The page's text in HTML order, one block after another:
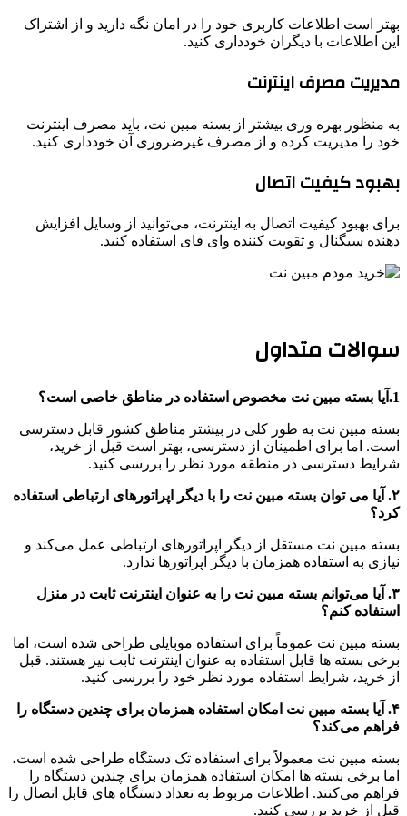
بهتر است اطلاعات کاربری خود را در امان نگه دارید و از اشتراک
این اطلاعات با دیگران خودداری کنید.
مدیریت مصرف اینترنت
به منظور بهره ‌وری بیشتر از بسته مبین نت، باید مصرف اینترنت
خود را مدیریت کرده و از مصرف غیرضروری آن خودداری کنید.
بهبود کیفیت اتصال
برای بهبود کیفیت اتصال به اینترنت، می‌توانید از وسایل افزایش
دهنده سیگنال و تقویت کننده وای‌ فای استفاده کنید.
سوالات متداول
1.آیا بسته مبین نت مخصوص استفاده در مناطق خاصی است؟
بسته مبین نت به طور کلی در بیشتر مناطق کشور قابل دسترسی
است. اما برای اطمینان از دسترسی، بهتر است قبل از خرید،
شرایط دسترسی در منطقه مورد نظر را بررسی کنید.
۲. آیا می ‌توان بسته مبین نت را با دیگر اپراتورهای ارتباطی استفاده
کرد؟
بسته مبین نت مستقل از دیگر اپراتورهای ارتباطی عمل می‌کند و
نیازی به استفاده همزمان با دیگر اپراتورها ندارد.
۳. آیا می‌توانم بسته مبین نت را به عنوان اینترنت ثابت در منزل
استفاده کنم؟
بسته مبین نت عموماً برای استفاده موبایلی طراحی شده است، اما
برخی بسته ‌ها قابل استفاده به عنوان اینترنت ثابت نیز هستند. قبل
از خرید، شرایط استفاده مورد نظر خود را بررسی کنید.
۴. آیا بسته مبین نت امکان استفاده همزمان برای چندین دستگاه را
فراهم می‌کند؟
بسته مبین نت معمولاً برای استفاده تک دستگاه طراحی شده است،
اما برخی بسته ‌ها امکان استفاده همزمان برای چندین دستگاه را
فراهم می‌کنند. اطلاعات مربوط به تعداد دستگاه‌ های قابل اتصال را
قبل از خرید بررسی کنید.